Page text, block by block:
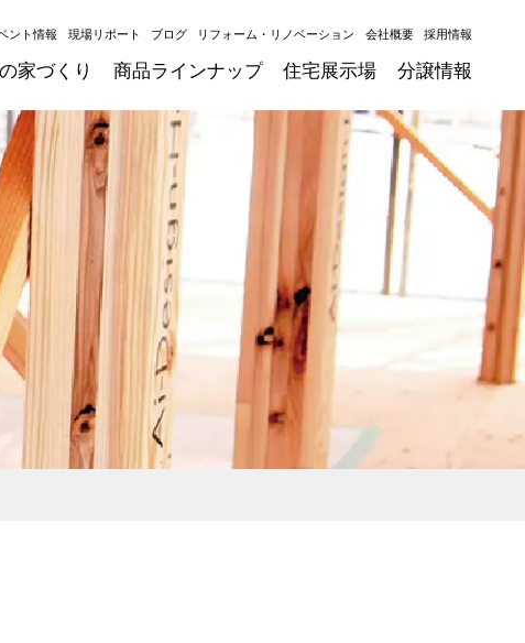
ント情報 現場リポート ブログ リフォーム・リノベーション 会社概要 採用情報
家づくり 商品ラインナップ 住宅展示場 分譲情報